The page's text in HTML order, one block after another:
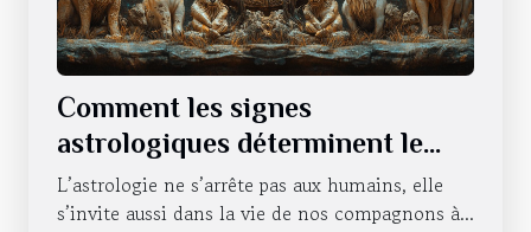
Comment les signes
astrologiques déterminent le
caractère de nos animaux
domestiques
L’astrologie ne s’arrête pas aux humains, elle
s’invite aussi dans la vie de nos compagnons à...